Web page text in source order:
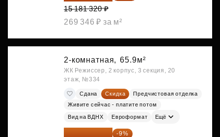
15 181 320 ₽
269 346 ₽ за м²
2-комнатная, 65.9м²
ЖК Режиссер, 2 корпус, 3 секция, 20
этаж, №334
Сдана Скидка
Предчистовая отделка
Живите сейчас - платите потом
Вид на ВДНХ Евроформат Ещё
42 392 086 ₽ -9%